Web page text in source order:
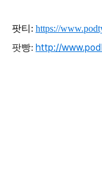
팟티: https://
팟빵: http://